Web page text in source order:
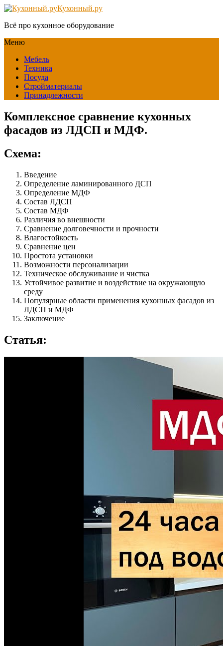
Кухонный.ру
Всё про кухонное оборудование
Меню
Мебель
Техника
Посуда
Стройматериалы
Принадлежности
Комплексное сравнение кухонных
фасадов из ЛДСП и МДФ.
Схема:
Введение
Определение ламинированного ДСП
Определение МДФ
Состав ЛДСП
Состав МДФ
Различия во внешности
Сравнение долговечности и прочности
Влагостойкость
Сравнение цен
Простота установки
Возможности персонализации
Техническое обслуживание и чистка
Устойчивое развитие и воздействие на окружающую
среду
Популярные области применения кухонных фасадов из
ЛДСП и МДФ
Заключение
Статья: